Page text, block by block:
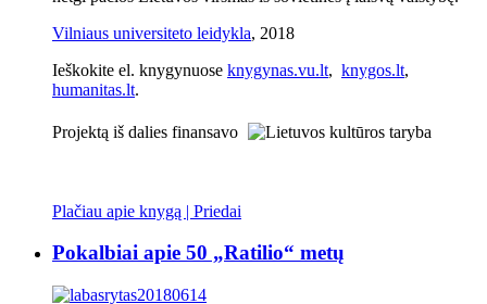
Vilniaus universiteto leidykla, 2018
Ieškokite el. knygynuose knygynas.vu.lt, knygos.lt,
humanitas.lt.
Projektą iš dalies finansavo
Plačiau apie knygą | Priedai
Pokalbiai apie 50 „Ratilio“ metų